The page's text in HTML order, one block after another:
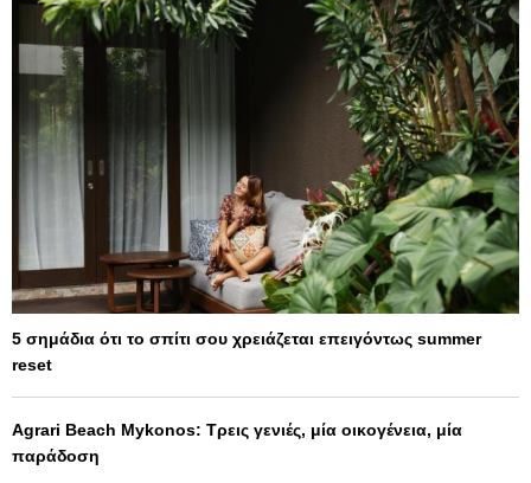
5 σημάδια ότι το σπίτι σου χρειάζεται επειγόντως summer
reset
Agrari Beach Mykonos: Τρεις γενιές, μία οικογένεια, μία
παράδοση